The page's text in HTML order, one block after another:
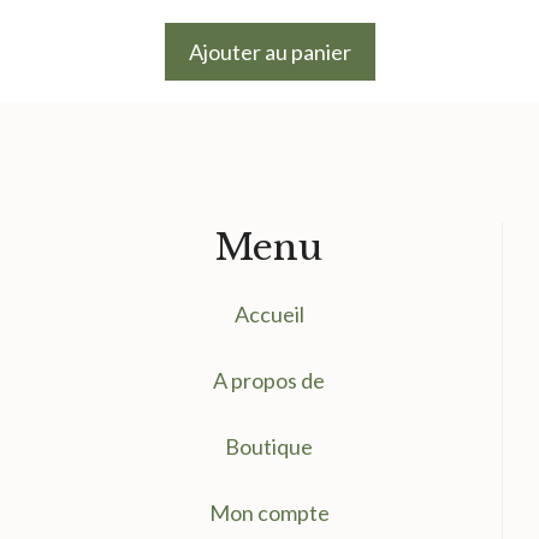
Ajouter au panier
Menu
Accueil
A propos de
Boutique
Mon compte